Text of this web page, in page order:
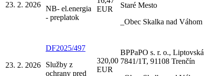
23. 2. 2026 NB- el.energia
- preplatok
EUR
Staré Mesto
_Obec Skalka nad Váhom
23. 2. 2026
DF2025/497
Služby z
ochrany pred
320,00
EUR
BPPaPO s. r. o., Liptovská
7841/1T, 91108 Trenčín